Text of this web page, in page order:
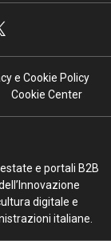
e Cookie Policy
Cookie Center
e portali B2B
digitale e
italiane.